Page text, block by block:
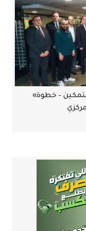
– خطوة»